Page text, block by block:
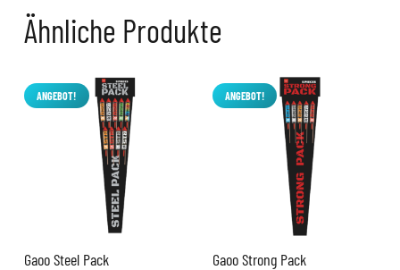
Ähnliche Produkte
ANGEBOT!
Gaoo Steel Pack
ANGEBOT!
Gaoo Strong Pack